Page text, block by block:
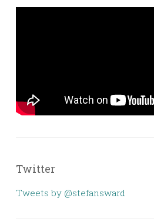
Twitter
Tweets by @stefansward